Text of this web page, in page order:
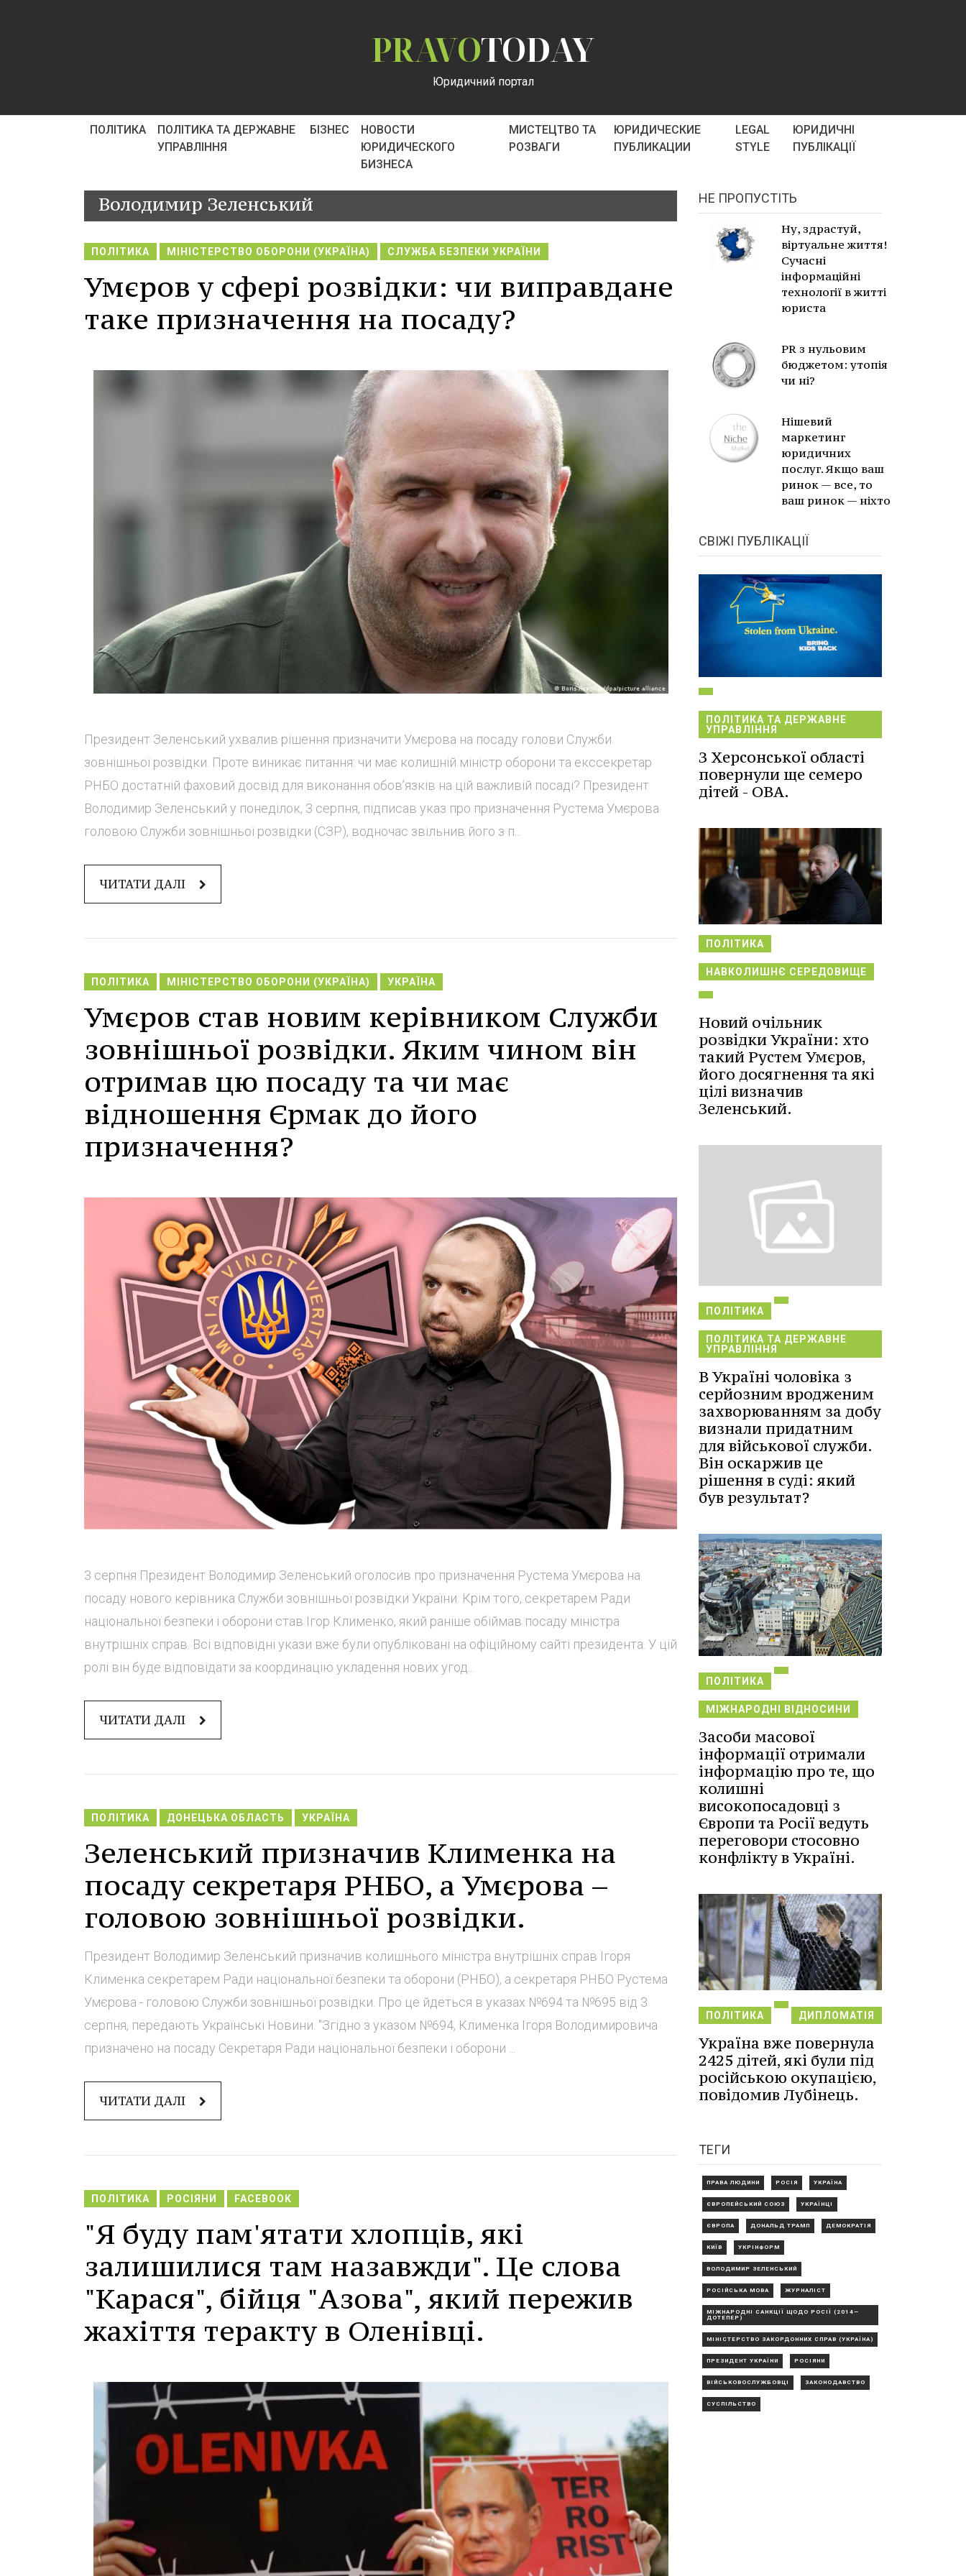
PRAVOTODAY
Юридичний портал
ПОЛІТИКА
ПОЛІТИКА ТА ДЕРЖАВНЕ
УПРАВЛІННЯ
БІЗНЕС
НОВОСТИ
ЮРИДИЧЕСКОГО
БИЗНЕСА
МИСТЕЦТВО ТА
РОЗВАГИ
ЮРИДИЧЕСКИЕ
ПУБЛИКАЦИИ
LEGAL
STYLE
ЮРИДИЧНІ
ПУБЛІКАЦІЇ
Володимир Зеленський
ПОЛІТИКА МІНІСТЕРСТВО ОБОРОНИ (УКРАЇНА) СЛУЖБА БЕЗПЕКИ УКРАЇНИ
Умєров у сфері розвідки: чи виправдане
таке призначення на посаду?
Президент Зеленський ухвалив рішення призначити Умєрова на посаду голови Служби
зовнішньої розвідки. Проте виникає питання: чи має колишній міністр оборони та екссекретар
РНБО достатній фаховий досвід для виконання обов’язків на цій важливій посаді? Президент
Володимир Зеленський у понеділок, 3 серпня, підписав указ про призначення Рустема Умєрова
головою Служби зовнішньої розвідки (СЗР), водночас звільнив його з п...
ЧИТАТИ ДАЛІ
ПОЛІТИКА МІНІСТЕРСТВО ОБОРОНИ (УКРАЇНА) УКРАЇНА
Умєров став новим керівником Служби
зовнішньої розвідки. Яким чином він
отримав цю посаду та чи має
відношення Єрмак до його
призначення?
3 серпня Президент Володимир Зеленський оголосив про призначення Рустема Умєрова на
посаду нового керівника Служби зовнішньої розвідки України. Крім того, секретарем Ради
національної безпеки і оборони став Ігор Клименко, який раніше обіймав посаду міністра
внутрішніх справ. Всі відповідні укази вже були опубліковані на офіційному сайті президента. У цій
ролі він буде відповідати за координацію укладення нових угод...
ЧИТАТИ ДАЛІ
ПОЛІТИКА ДОНЕЦЬКА ОБЛАСТЬ УКРАЇНА
Зеленський призначив Клименка на
посаду секретаря РНБО, а Умєрова –
головою зовнішньої розвідки.
Президент Володимир Зеленський призначив колишнього міністра внутрішніх справ Ігоря
Клименка секретарем Ради національної безпеки та оборони (РНБО), а секретаря РНБО Рустема
Умєрова - головою Служби зовнішньої розвідки. Про це йдеться в указах №694 та №695 від 3
серпня, передають Українські Новини. "Згідно з указом №694, Клименка Ігоря Володимировича
призначено на посаду Секретаря Ради національної безпеки і оборони ...
ЧИТАТИ ДАЛІ
ПОЛІТИКА РОСІЯНИ FACEBOOK
"Я буду пам'ятати хлопців, які
залишилися там назавжди". Це слова
"Карася", бійця "Азова", який пережив
жахіття теракту в Оленівці.
НЕ ПРОПУСТІТЬ
Ну, здрастуй,
віртуальне життя!
Сучасні
інформаційні
технології в житті
юриста
PR з нульовим
бюджетом: утопія
чи ні?
Нішевий
маркетинг
юридичних
послуг. Якщо ваш
ринок — все, то
ваш ринок — ніхто
СВІЖІ ПУБЛІКАЦІЇ
ПОЛІТИКА ТА ДЕРЖАВНЕ
УПРАВЛІННЯ
З Херсонської області
повернули ще семеро
дітей - ОВА.
ПОЛІТИКА
НАВКОЛИШНЄ СЕРЕДОВИЩЕ
Новий очільник
розвідки України: хто
такий Рустем Умєров,
його досягнення та які
цілі визначив
Зеленський.
ПОЛІТИКА
ПОЛІТИКА ТА ДЕРЖАВНЕ
УПРАВЛІННЯ
В Україні чоловіка з
серйозним вродженим
захворюванням за добу
визнали придатним
для військової служби.
Він оскаржив це
рішення в суді: який
був результат?
ПОЛІТИКА
МІЖНАРОДНІ ВІДНОСИНИ
Засоби масової
інформації отримали
інформацію про те, що
колишні
високопосадовці з
Європи та Росії ведуть
переговори стосовно
конфлікту в Україні.
ПОЛІТИКА ДИПЛОМАТІЯ
Україна вже повернула
2425 дітей, які були під
російською окупацією,
повідомив Лубінець.
ТЕГИ
ПРАВА ЛЮДИНИ РОСІЯ УКРАЇНА
ЄВРОПЕЙСЬКИЙ СОЮЗ УКРАЇНЦІ
ЄВРОПА ДОНАЛЬД ТРАМП ДЕМОКРАТІЯ
КИЇВ УКРІНФОРМ
ВОЛОДИМИР ЗЕЛЕНСЬКИЙ
РОСІЙСЬКА МОВА ЖУРНАЛІСТ
МІЖНАРОДНІ САНКЦІЇ ЩОДО РОСІЇ (2014—
ДОТЕПЕР)
МІНІСТЕРСТВО ЗАКОРДОННИХ СПРАВ (УКРАЇНА)
ПРЕЗИДЕНТ УКРАЇНИ РОСІЯНИ
ВІЙСЬКОВОСЛУЖБОВЦІ ЗАКОНОДАВСТВО
СУСПІЛЬСТВО